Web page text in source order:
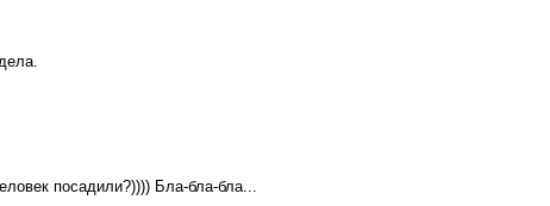
посадили?)))) Бла-бла-бла...